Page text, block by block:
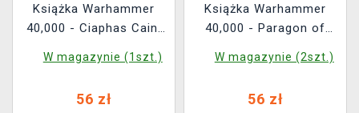
Książka Warhammer
40,000 - Ciaphas Cain:
W magazynie (1szt.)
56 zł
Książka Warhammer
40,000 - Paragon of
ENG
W magazynie (2szt.)
56 zł